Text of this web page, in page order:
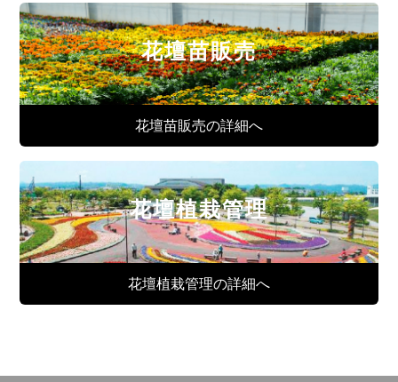
花壇苗販売
花壇苗販売の詳細へ
花壇植栽管理
花壇植栽管理の詳細へ